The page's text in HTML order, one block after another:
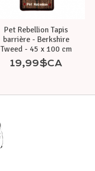
Pet Rebellion Tapis
barrière - Berkshire
Tweed - 45 x 100 cm
19,99$CA